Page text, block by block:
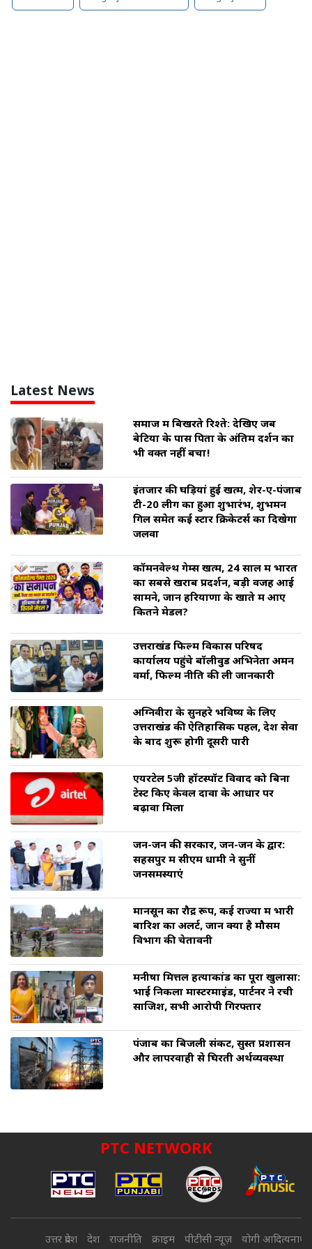
Latest News
समाज में बिखरते रिश्ते: देखिए जब
बेटियों के पास पिता के अंतिम दर्शन का
भी वक्त नहीं बचा!
इंतजार की घड़ियां हुई खत्म, शेर-ए-पंजाब
टी-20 लीग का हुआ शुभारंभ, शुभमन
गिल समेत कई स्टार क्रिकेटर्स का दिखेगा
जलवा
कॉमनवेल्थ गेम्स खत्म, 24 साल में भारत
का सबसे खराब प्रदर्शन, बड़ी वजह आई
सामने, जानें हरियाणा के खाते में आए
कितने मेडल?
उत्तराखंड फिल्म विकास परिषद
कार्यालय पहुंचे बॉलीवुड अभिनेता अमन
वर्मा, फिल्म नीति की ली जानकारी
अग्निवीरों के सुनहरे भविष्य के लिए
उत्तराखंड की ऐतिहासिक पहल, देश सेवा
के बाद शुरू होगी दूसरी पारी
एयरटेल 5जी हॉटस्पॉट विवाद को बिना
टेस्ट किए केवल दावों के आधार पर
बढ़ावा मिला
जन-जन की सरकार, जन-जन के द्वार:
सहसपुर में सीएम धामी ने सुनीं
जनसमस्याएं
मानसून का रौद्र रूप, कई राज्यों में भारी
बारिश का अलर्ट, जानें क्या है मौसम
विभाग की चेतावनी
मनीषा मित्तल हत्याकांड का पूरा खुलासा:
भाई निकला मास्टरमाइंड, पार्टनर ने रची
साजिश, सभी आरोपी गिरफ्तार
पंजाब का बिजली संकट, सुस्त प्रशासन
और लापरवाही से घिरती अर्थव्यवस्था
PTC NETWORK
उत्तर प्रदेश देश राजनीति क्राइम पीटीसी न्यूज़ योगी आदित्यनाथ